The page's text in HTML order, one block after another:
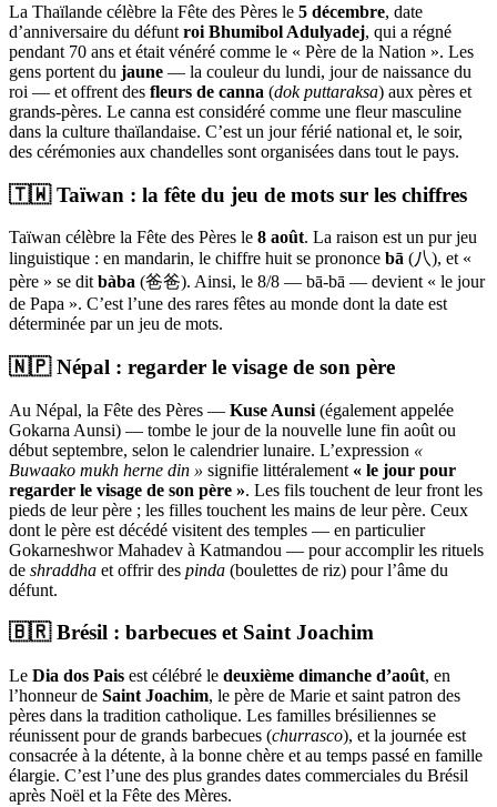
La Thaïlande célèbre la Fête des Pères le 5 décembre, date
d’anniversaire du défunt roi Bhumibol Adulyadej, qui a régné
pendant 70 ans et était vénéré comme le « Père de la Nation ». Les
gens portent du jaune — la couleur du lundi, jour de naissance du
roi — et offrent des fleurs de canna (dok puttaraksa) aux pères et
grands-pères. Le canna est considéré comme une fleur masculine
dans la culture thaïlandaise. C’est un jour férié national et, le soir,
des cérémonies aux chandelles sont organisées dans tout le pays.
🇹🇼 Taïwan : la fête du jeu de mots sur les chiffres
Taïwan célèbre la Fête des Pères le 8 août. La raison est un pur jeu
linguistique : en mandarin, le chiffre huit se prononce bā (八), et «
père » se dit bàba (爸爸). Ainsi, le 8/8 — bā-bā — devient « le jour
de Papa ». C’est l’une des rares fêtes au monde dont la date est
déterminée par un jeu de mots.
🇳🇵 Népal : regarder le visage de son père
Au Népal, la Fête des Pères — Kuse Aunsi (également appelée
Gokarna Aunsi) — tombe le jour de la nouvelle lune fin août ou
début septembre, selon le calendrier lunaire. L’expression «
Buwaako mukh herne din » signifie littéralement « le jour pour
regarder le visage de son père ». Les fils touchent de leur front les
pieds de leur père ; les filles touchent les mains de leur père. Ceux
dont le père est décédé visitent des temples — en particulier
Gokarneshwor Mahadev à Katmandou — pour accomplir les rituels
de shraddha et offrir des pinda (boulettes de riz) pour l’âme du
défunt.
🇧🇷 Brésil : barbecues et Saint Joachim
Le Dia dos Pais est célébré le deuxième dimanche d’août, en
l’honneur de Saint Joachim, le père de Marie et saint patron des
pères dans la tradition catholique. Les familles brésiliennes se
réunissent pour de grands barbecues (churrasco), et la journée est
consacrée à la détente, à la bonne chère et au temps passé en famille
élargie. C’est l’une des plus grandes dates commerciales du Brésil
après Noël et la Fête des Mères.